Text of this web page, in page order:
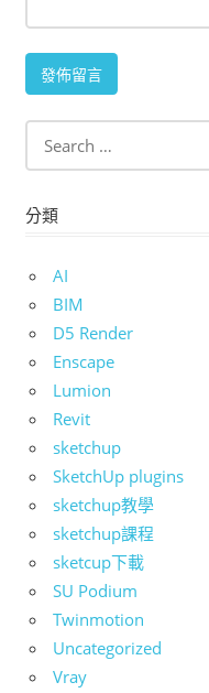
分類
AI
BIM
D5 Render
Enscape
Lumion
Revit
sketchup
SketchUp plugins
sketchup教學
sketchup課程
sketcup下載
SU Podium
Twinmotion
Uncategorized
Vray